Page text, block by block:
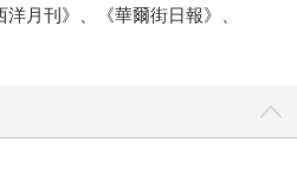
月刊》、《華爾街日報》、